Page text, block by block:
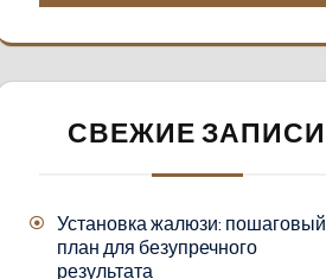
СВЕЖИЕ ЗАПИСИ
Установка жалюзи: пошаговый
план для безупречного
результата